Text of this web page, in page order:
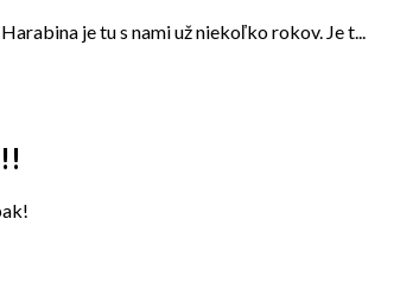
je tu s nami už niekoľko rokov. Je t...